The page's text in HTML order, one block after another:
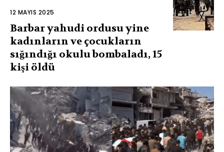
12 MAYIS 2025
Barbar yahudi ordusu yine
kadınların ve çocukların
sığındığı okulu bombaladı, 15
kişi öldü